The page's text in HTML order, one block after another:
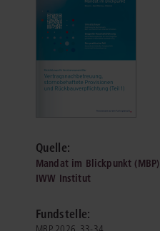
Quelle:
Mandat im Blickpunkt (MBP)
IWW Institut
Fundstelle: